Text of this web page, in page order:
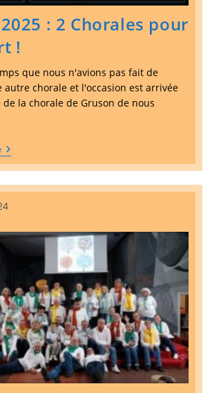
: 2 Chorales pour
!
que nous n'avions pas fait de
autre chorale et l'occasion est arrivée
la chorale de Gruson de nous
1er
Mars
2025
:
2
Chorales
Concert